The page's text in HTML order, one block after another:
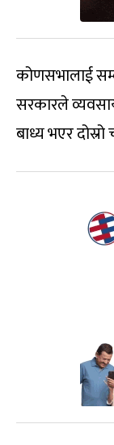
कोणसभालाई
सरकारले
बाध्य भएर